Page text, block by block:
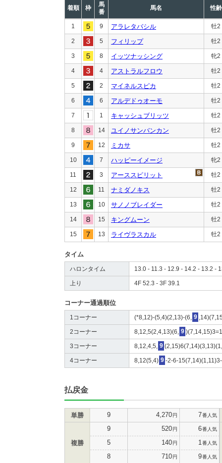
着順 枠
馬
番
馬名 性齢
1 9 アラレタバシル 牡2
2 5 フィリップ 牡2
3 8 イッツナッシング 牝2
4 4 アストラルフロウ 牡2
5 2 マイネルスピカ 牡2
6 6 アルデドゥオーモ 牡2
7 1 キャッシュブリッツ 牡2
8 14 ユイノサンバンカン 牡2
9 12 ミカサ 牡2
10 7 ハッピーイメージ 牝2
11 3 アーススピリット 牡2
12 11 ナミダノキス 牡2
13 10 サノノブレイダー 牡2
14 15 キングムーン 牡2
15 13 ライヴラスカル 牡2
タイム
ハロンタイム 13.0 - 11.3 - 12.9 - 14.2 - 13.2 -
上り 4F 52.3 - 3F 39.1
コーナー通過順位
1コーナー (*8,12)-(5,4)(2,13)-(6, 9
2コーナー 8,12,5(2,4,13)(6, 9
3コーナー 8,12,4,5, 9
4コーナー 8,12(5,4) 9 -2-6-
払戻金
単勝 9 4,270円 7番人気
複勝
9 520円 6番人気
5 140円 1 番人気
8 710円 9番人気